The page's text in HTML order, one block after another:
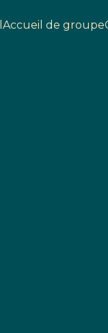
Accueil de groupe